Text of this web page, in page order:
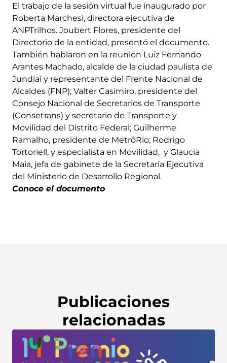
El trabajo de la sesión virtual fue inaugurado por
Roberta Marchesi, directora ejecutiva de
ANPTrilhos. Joubert Flores, presidente del
Directorio de la entidad, presentó el documento.
También hablaron en la reunión Luiz Fernando
Arantes Machado, alcalde de la ciudad paulista de
Jundiaí y representante del Frente Nacional de
Alcaldes (FNP); Valter Casimiro, presidente del
Consejo Nacional de Secretarios de Transporte
(Consetrans) y secretario de Transporte y
Movilidad del Distrito Federal; Guilherme
Ramalho, presidente de MetrôRio; Rodrigo
Tortoriell, y especialista en Movilidad, y Glaucia
Maia, jefa de gabinete de la Secretaría Ejecutiva
del Ministerio de Desarrollo Regional.
Conoce el documento
Publicaciones
relacionadas